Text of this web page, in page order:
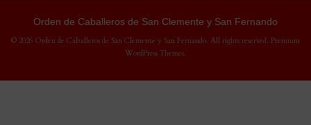
Orden de Caballeros de San Clemente y San Fernando
© 2026 Orden de Caballeros de San Clemente y San Fernando. All rights reserved. Premium
WordPress Themes.